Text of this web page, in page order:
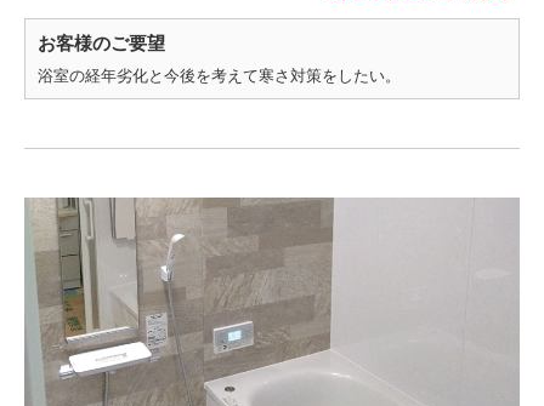
お客様のご要望
浴室の経年劣化と今後を考えて寒さ対策をしたい。